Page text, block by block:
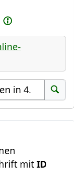
Suchen
mitID